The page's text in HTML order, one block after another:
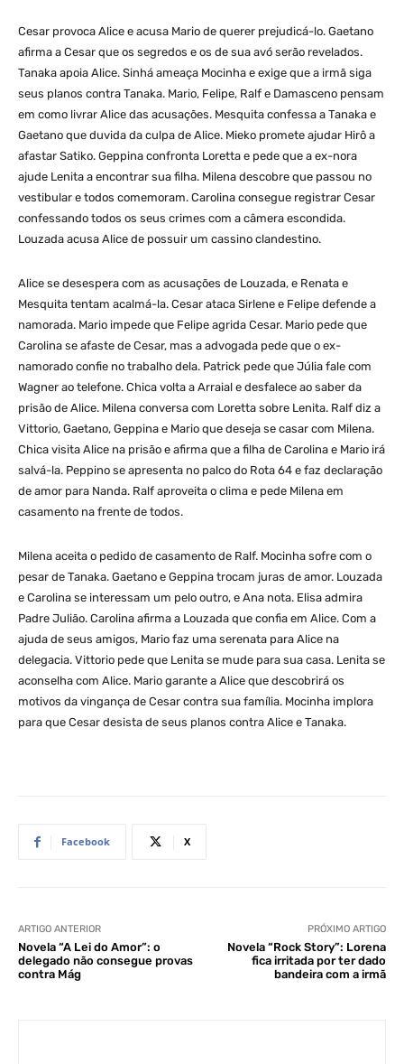
Cesar provoca Alice e acusa Mario de querer prejudicá-lo. Gaetano
afirma a Cesar que os segredos e os de sua avó serão revelados.
Tanaka apoia Alice. Sinhá ameaça Mocinha e exige que a irmã siga
seus planos contra Tanaka. Mario, Felipe, Ralf e Damasceno pensam
em como livrar Alice das acusações. Mesquita confessa a Tanaka e
Gaetano que duvida da culpa de Alice. Mieko promete ajudar Hirô a
afastar Satiko. Geppina confronta Loretta e pede que a ex-nora
ajude Lenita a encontrar sua filha. Milena descobre que passou no
vestibular e todos comemoram. Carolina consegue registrar Cesar
confessando todos os seus crimes com a câmera escondida.
Louzada acusa Alice de possuir um cassino clandestino.
Alice se desespera com as acusações de Louzada, e Renata e
Mesquita tentam acalmá-la. Cesar ataca Sirlene e Felipe defende a
namorada. Mario impede que Felipe agrida Cesar. Mario pede que
Carolina se afaste de Cesar, mas a advogada pede que o ex-
namorado confie no trabalho dela. Patrick pede que Júlia fale com
Wagner ao telefone. Chica volta a Arraial e desfalece ao saber da
prisão de Alice. Milena conversa com Loretta sobre Lenita. Ralf diz a
Vittorio, Gaetano, Geppina e Mario que deseja se casar com Milena.
Chica visita Alice na prisão e afirma que a filha de Carolina e Mario irá
salvá-la. Peppino se apresenta no palco do Rota 64 e faz declaração
de amor para Nanda. Ralf aproveita o clima e pede Milena em
casamento na frente de todos.
Milena aceita o pedido de casamento de Ralf. Mocinha sofre com o
pesar de Tanaka. Gaetano e Geppina trocam juras de amor. Louzada
e Carolina se interessam um pelo outro, e Ana nota. Elisa admira
Padre Julião. Carolina afirma a Louzada que confia em Alice. Com a
ajuda de seus amigos, Mario faz uma serenata para Alice na
delegacia. Vittorio pede que Lenita se mude para sua casa. Lenita se
aconselha com Alice. Mario garante a Alice que descobrirá os
motivos da vingança de Cesar contra sua família. Mocinha implora
para que Cesar desista de seus planos contra Alice e Tanaka.
Facebook X
ARTIGO ANTERIOR
Novela “A Lei do Amor”: o
delegado não consegue provas
contra Mág
PRÓXIMO ARTIGO
Novela “Rock Story”: Lorena
fica irritada por ter dado
bandeira com a irmã